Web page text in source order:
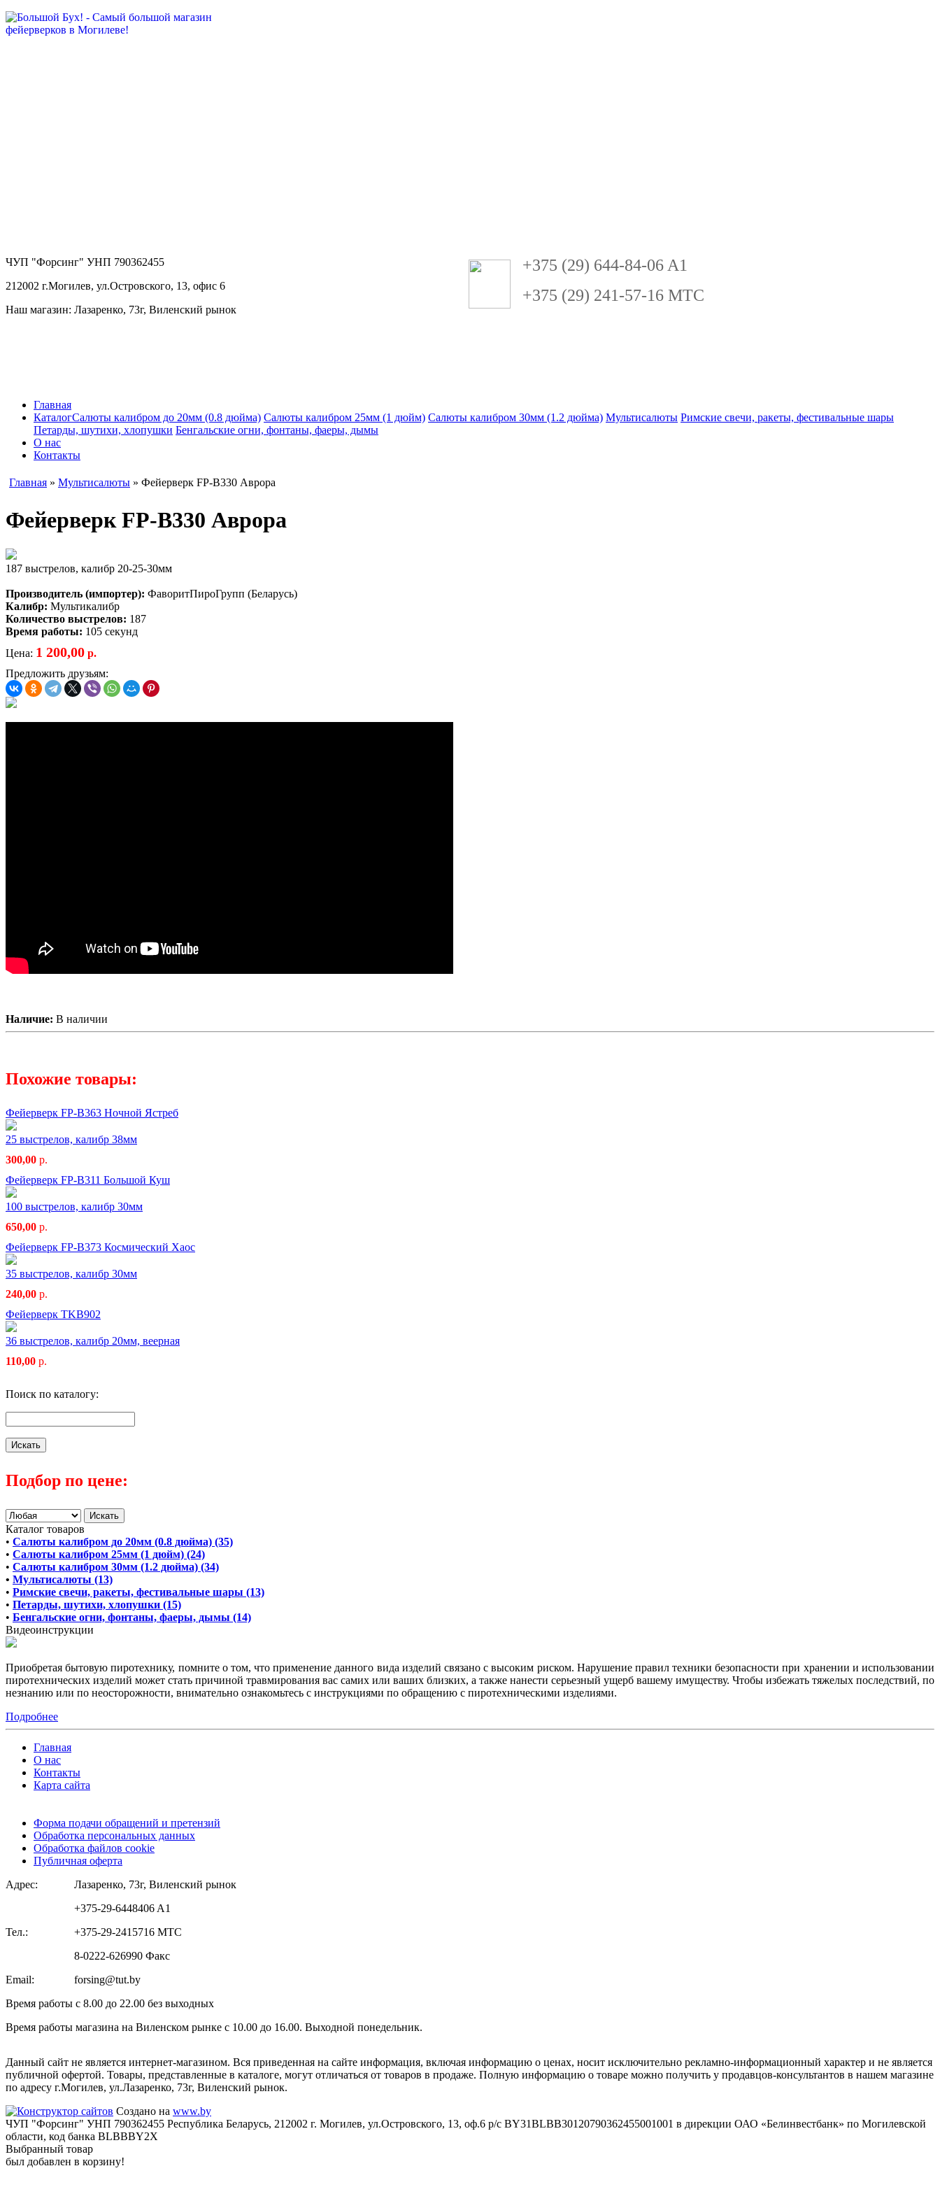
ЧУП "Форсинг" УНП 790362455
212002 г.Могилев, ул.Островского, 13, офис 6
Наш магазин: Лазаренко, 73г, Виленский рынок
+375 (29) 644-84-06 A1
+375 (29) 241-57-16 MTC
Главная
КаталогСалюты калибром до 20мм (0.8 дюйма) Салюты калибром 25мм (1 дюйм) Салюты калибром 30мм (1.2 дюйма) Мультисалюты Римские свечи, ракеты, фестивальные шары
Петарды, шутихи, хлопушки Бенгальские огни, фонтаны, фаеры, дымы
О нас
Контакты
Главная » Мультисалюты » Фейерверк FP-B330 Аврора
Фейерверк FP-B330 Аврора
187 выстрелов, калибр 20-25-30мм
Производитель (импортер): ФаворитПироГрупп (Беларусь)
Калибр: Мультикалибр
Количество выстрелов: 187
Время работы: 105 секунд
Цена: 1 200,00 р.
Предложить друзьям:
Наличие: В наличии
Похожие товары:
Фейерверк FP-B363 Ночной Ястреб
25 выстрелов, калибр 38мм
300,00 р.
Фейерверк FP-B311 Большой Куш
100 выстрелов, калибр 30мм
650,00 р.
Фейерверк FP-B373 Космический Хаос
35 выстрелов, калибр 30мм
240,00 р.
Фейерверк TKB902
36 выстрелов, калибр 20мм, веерная
110,00 р.
Поиск по каталогу:
Подбор по цене:
Каталог товаров
• Салюты калибром до 20мм (0.8 дюйма) (35)
• Салюты калибром 25мм (1 дюйм) (24)
• Салюты калибром 30мм (1.2 дюйма) (34)
• Мультисалюты (13)
• Римские свечи, ракеты, фестивальные шары (13)
• Петарды, шутихи, хлопушки (15)
• Бенгальские огни, фонтаны, фаеры, дымы (14)
Видеоинструкции
Приобретая бытовую пиротехнику, помните о том, что применение данного вида изделий связано с высоким риском. Нарушение правил техники безопасности при хранении и использовании
пиротехнических изделий может стать причиной травмирования вас самих или ваших близких, а также нанести серьезный ущерб вашему имуществу. Чтобы избежать тяжелых последствий, по
незнанию или по неосторожности, внимательно ознакомьтесь с инструкциями по обращению с пиротехническими изделиями.
Подробнее
Главная
О нас
Контакты
Карта сайта
Форма подачи обращений и претензий
Обработка персональных данных
Обработка файлов cookie
Публичная оферта
Адрес:
Лазаренко, 73г, Виленский рынок
Тел.:
+375-29-6448406 A1
+375-29-2415716 МТС
8-0222-626990 Факс
Email:
forsing@tut.by
Время работы с 8.00 до 22.00 без выходных
Время работы магазина на Виленском рынке с 10.00 до 16.00. Выходной понедельник.
Данный сайт не является интернет-магазином. Вся приведенная на сайте информация, включая информацию о ценах, носит исключительно рекламно-информационный характер и не является
публичной офертой. Товары, представленные в каталоге, могут отличаться от товаров в продаже. Полную информацию о товаре можно получить у продавцов-консультантов в нашем магазине
по адресу г.Могилев, ул.Лазаренко, 73г, Виленский рынок.
Создано на www.by
ЧУП "Форсинг" УНП 790362455 Республика Беларусь, 212002 г. Могилев, ул.Островского, 13, оф.6 р/с BY31BLBB30120790362455001001 в дирекции ОАО «Белинвестбанк» по Могилевской
области, код банка BLBBBY2X
Выбранный товар
был добавлен в корзину!